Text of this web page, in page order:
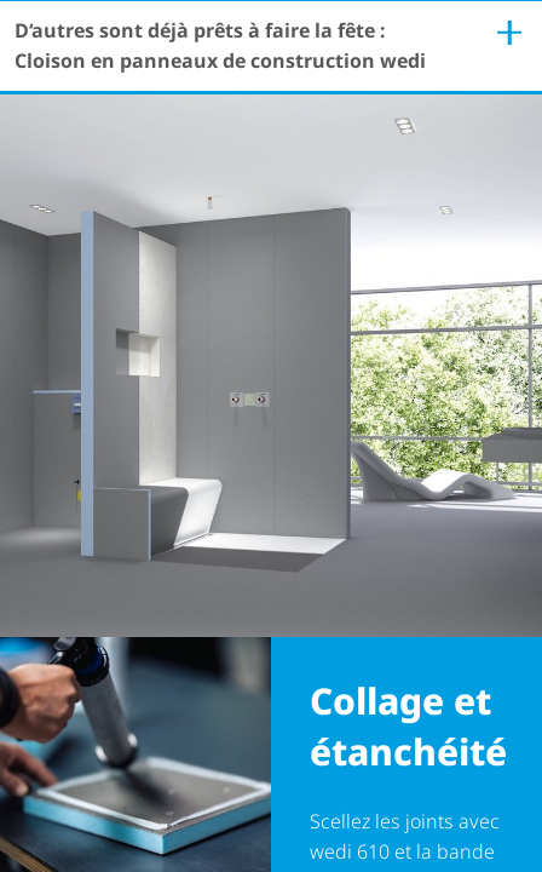
D‘autres sont déjà prêts à faire la fête :
Cloison en panneaux de construction wedi
Découpe sur mesure
Collage et
étanchéité
Scellez les joints avec
wedi 610 et la bande